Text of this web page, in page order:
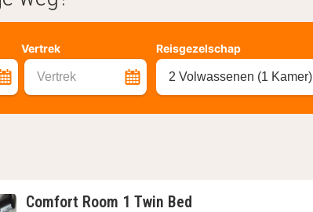
Vertrek
Vertrek
Reisgezelschap
2 Volwassenen (1 Kamer)
Comfort Room 1 Twin Bed